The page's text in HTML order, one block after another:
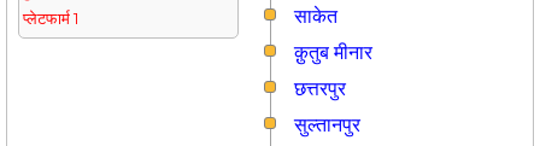
प्लेटफार्म 1
साकेत
क़ुतुब मीनार
छत्तरपुर
सुल्तानपुर